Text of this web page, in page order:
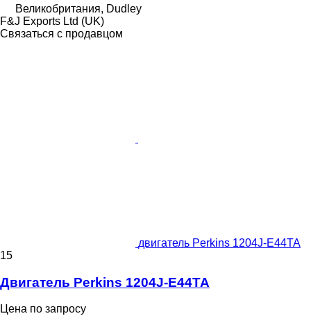
Великобритания, Dudley
F&J Exports Ltd (UK)
Связаться с продавцом
двигатель Perkins 1204J-E44TA
15
Двигатель Perkins 1204J-E44TA
Цена по запросу